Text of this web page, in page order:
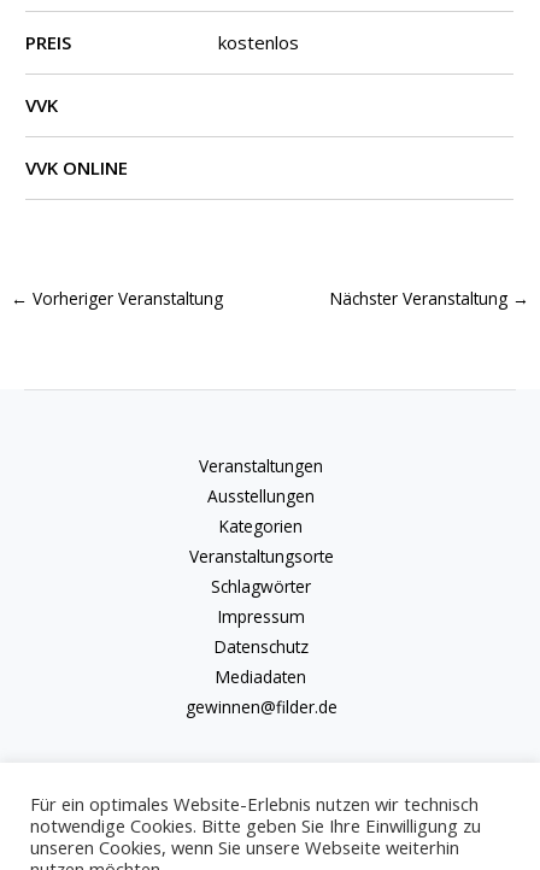
PREIS kostenlos
VVK
VVK ONLINE
← Vorheriger Veranstaltung Nächster Veranstaltung →
Veranstaltungen
Ausstellungen
Kategorien
Veranstaltungsorte
Schlagwörter
Impressum
Datenschutz
Mediadaten
gewinnen@filder.de
Copyright © 2026 kulturkalender-filder.de | Powered by kulturkalender-
Für ein optimales Website-Erlebnis nutzen wir technisch
notwendige Cookies. Bitte geben Sie Ihre Einwilligung zu
unseren Cookies, wenn Sie unsere Webseite weiterhin